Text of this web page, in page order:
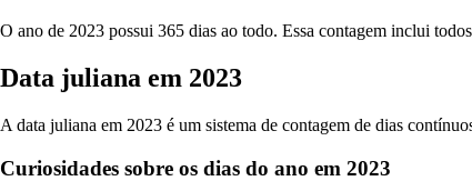
O ano de 2023 possui 365 dias ao todo. Essa contagem inclui
Data juliana em 2023
A data juliana em 2023 é um sistema de contagem de dias
Curiosidades sobre os dias do ano em 2023